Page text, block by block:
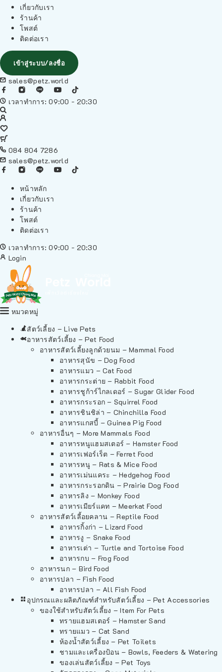
เกี่ยวกับเรา
ร้านค้า
โพสต์
ติดต่อเรา
เข้าสู่ระบบ/ลงชื่อ
sales@petz.world
เวลาทำการ: 09:00 - 20:30
084 804 7286
sales@petz.world
หน้าหลัก
เกี่ยวกับเรา
ร้านค้า
โพสต์
ติดต่อเรา
เวลาทำการ: 09:00 - 20:30
Login
หมวดหมู่
สัตว์เลี้ยง – Live Pets
อาหารสัตว์เลี้ยง – Pet Food
อาหารสัตว์เลี้ยงลูกด้วยนม – Mammal Food
อาหารสุนัข – Dog Food
อาหารแมว – Cat Food
อาหารกระต่าย – Rabbit Food
อาหารชูก้าร์ไกลเดอร์ – Sugar Glider Food
อาหารกระรอก – Squirrel Food
อาหารชินชิล่า – Chinchilla Food
อาหารแกสบี้ – Guinea Pig Food
อาหารอื่นๆ – More Mammals Food
อาหารหนูแฮมสเตอร์ – Hamster Food
อาหารเฟอร์เร็ต – Ferret Food
อาหารหนู – Rats & Mice Food
อาหารเม่นแคระ – Hedgehog Food
อาหารกระรอกดิน – Prairie Dog Food
อาหารลิง – Monkey Food
อาหารเมียร์แคท – Meerkat Food
อาหารสัตว์เลี้อยคลาน – Reptile Food
อาหารกิ้งก่า – Lizard Food
อาหารงู – Snake Food
อาหารเต่า – Turtle and Tortoise Food
อาหารกบ – Frog Food
อาหารนก – Bird Food
อาหารปลา – Fish Food
อาหารปลา – All Fish Food
อุปกรณและผลิตภัณฑ์สำหรับสัตว์เลี้ยง – Pet Accessories
ของใช้สำหรับสัตว์เลี้ยง – Item For Pets
ทรายแฮมสเตอร์ – Hamster Sand
ทรายแมว – Cat Sand
ห้องน้ำสัตว์เลี้ยง – Pet Toilets
ชามและเครื่องป้อน – Bowls, Feeders & Watering
ของเล่นสัตว์เลี้ยง – Pet Toys